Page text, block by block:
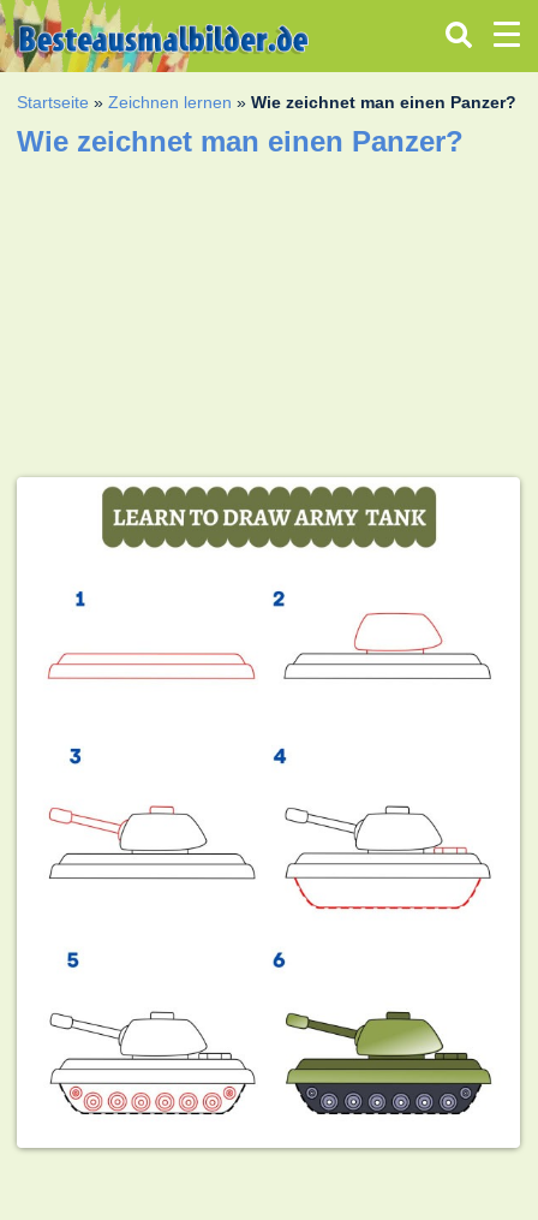
Startseite »Zeichnen lernen »Wie zeichnet man einen Panzer?
Wie zeichnet man einen Panzer?